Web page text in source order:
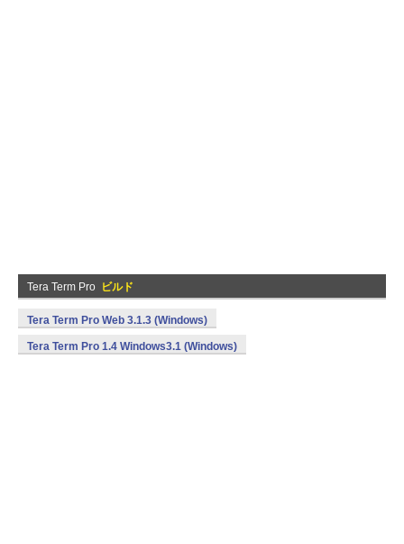
Tera Term Pro ビルド
Tera Term Pro Web 3.1.3 (Windows)
Tera Term Pro 1.4 Windows3.1 (Windows)